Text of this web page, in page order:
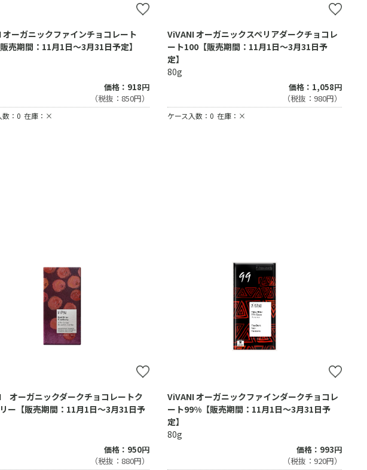
オーガニックファインチョコレート
売期間：11月1日～3月31日予定】
価格：918円
（税抜：850円）
数：0 在庫：×
ViVANI オーガニックスペリアダークチョコレ
ート100【販売期間：11月1日～3月31日予
定】
80g
価格：1,058円
（税抜：980円）
ケース入数：0 在庫：×
オーガニックダークチョコレートク
ー【販売期間：11月1日～3月31日予
価格：950円
（税抜：880円）
ViVANI オーガニックファインダークチョコレ
ート99%【販売期間：11月1日～3月31日予
定】
80g
価格：993円
（税抜：920円）